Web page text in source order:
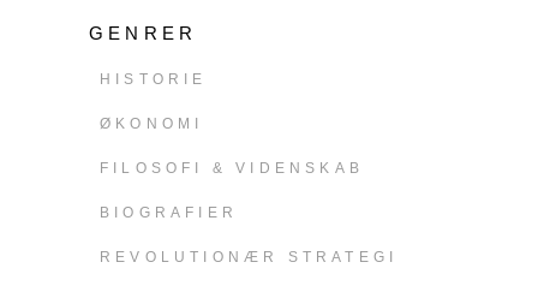
GENRER
HISTORIE
ØKONOMI
FILOSOFI & VIDENSKAB
BIOGRAFIER
REVOLUTIONÆR STRATEGI